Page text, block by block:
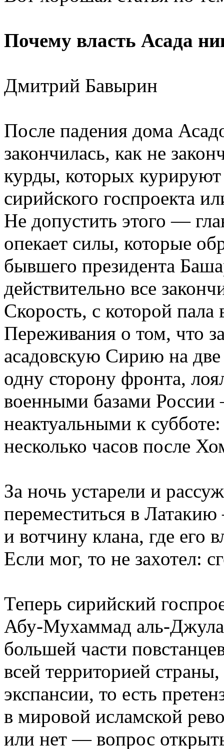
Почему власть Асада
Дмитрий Бавырин
После падения дома
закончилась, как не
курды, которых
сирийского госпроекта
Не допустить этого —
опекает силы, которые
бывшего президента
действительно все
Скорость, с которой пала
Переживания о том, что
асадовскую Сирию на
одну сторону фронта,
военными базами
неактуальными к
несколько часов после
За ночь устарели и
переместиться в
и вотчину клана, где его
Если мог, то не захотел:
Теперь сирийский
Абу-Мухаммад аль-
большей части
всей территорией
экспансии, то есть
в мировой исламской
или нет — вопрос